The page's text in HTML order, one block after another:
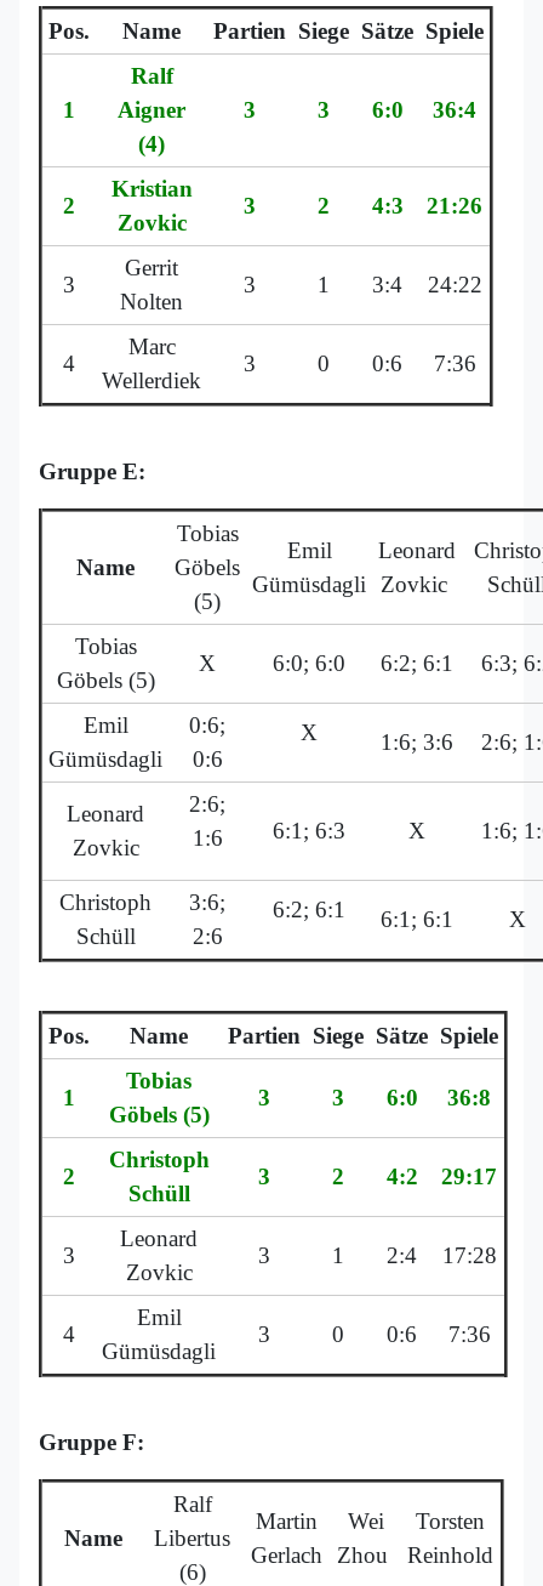
Pos. Name Partien Siege Sätze Spiele
1
Ralf
Aigner
(4)
3 3 6:0 36:4
2
Kristian
Zovkic
3 2 4:3 21:26
3
Gerrit
Nolten
3 1 3:4 24:22
4
Marc
Wellerdiek
3 0 0:6 7:36
Gruppe E:
Name
Tobias
Göbels
(5)
Emil
Gümüsdagli
Leonard
Zovkic
Tobias
Göbels (5)
X 6:0; 6:0 6:2; 6:1 6:3;
Emil
Gümüsdagli
0:6;
0:6
X 1:6; 3:6 2:6;
Leonard
Zovkic
2:6;
1:6
6:1; 6:3 X 1:6;
Christoph
Schüll
3:6;
2:6
6:2; 6:1 6:1; 6:1 X
Pos. Name Partien Siege Sätze Spiele
1
Tobias
Göbels (5)
3 3 6:0 36:8
2
Christoph
Schüll
3 2 4:2 29:17
3
Leonard
Zovkic
3 1 2:4 17:28
4
Emil
Gümüsdagli
3 0 0:6 7:36
Gruppe F:
Name
Ralf
Libertus
(6)
Martin
Gerlach
Wei
Zhou
Torsten
Reinhold